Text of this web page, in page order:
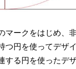
マークをはじめ、
円を使ってデザ
する円を使ったデ